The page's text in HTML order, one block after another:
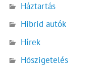
Háztartás
Hibrid autók
Hírek
Hőszigetelés